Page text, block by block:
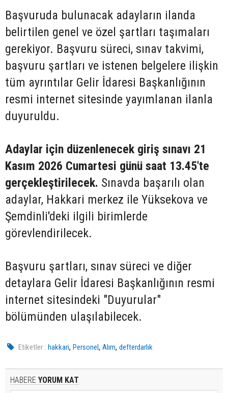
Başvuruda bulunacak adayların ilanda
belirtilen genel ve özel şartları taşımaları
gerekiyor. Başvuru süreci, sınav takvimi,
başvuru şartları ve istenen belgelere ilişkin
tüm ayrıntılar Gelir İdaresi Başkanlığının
resmi internet sitesinde yayımlanan ilanla
duyuruldu.
Adaylar için düzenlenecek giriş sınavı 21
Kasım 2026 Cumartesi günü saat 13.45'te
gerçekleştirilecek. Sınavda başarılı olan
adaylar, Hakkari merkez ile Yüksekova ve
Şemdinli'deki ilgili birimlerde
görevlendirilecek.
Başvuru şartları, sınav süreci ve diğer
detaylara Gelir İdaresi Başkanlığının resmi
internet sitesindeki "Duyurular"
bölümünden ulaşılabilecek.
Etiketler : hakkari,Personel,Alım,defterdarlık
HABERE YORUM KAT